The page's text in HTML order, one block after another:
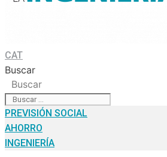
CAT
Buscar
Buscar
PREVISIÓN SOCIAL
AHORRO
INGENIERÍA